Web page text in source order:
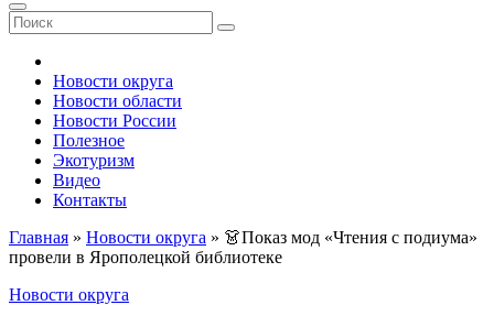
Новости округа
Новости области
Новости России
Полезное
Экотуризм
Видео
Контакты
Главная » Новости округа » 👗Показ мод «Чтения с подиума»
провели в Ярополецкой библиотеке
Новости округа